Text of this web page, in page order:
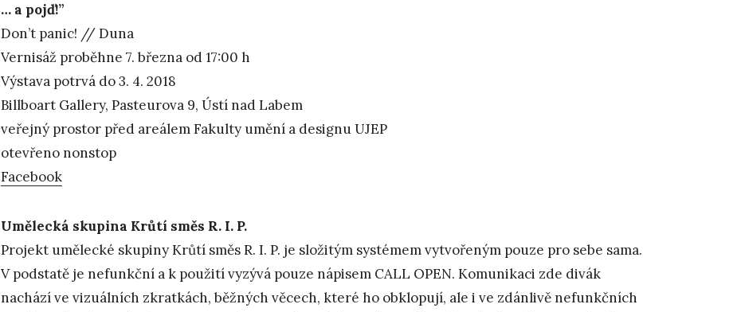
… a pojď!”
Don’t panic! // Duna
Vernisáž proběhne 7. března od 17:00 h
Výstava potrvá do 3. 4. 2018
Billboart Gallery, Pasteurova 9, Ústí nad Labem
veřejný prostor před areálem Fakulty umění a designu UJEP
otevřeno nonstop
Facebook
Umělecká skupina Krůtí směs R. I. P.
Projekt umělecké skupiny Krůtí směs R. I. P. je složitým systémem vytvořeným pouze pro sebe sama.
V podstatě je nefunkční a k použití vyzývá pouze nápisem CALL OPEN. Komunikaci zde divák
nachází ve vizuálních zkratkách, běžných věcech, které ho obklopují, ale i ve zdánlivě nefunkčních